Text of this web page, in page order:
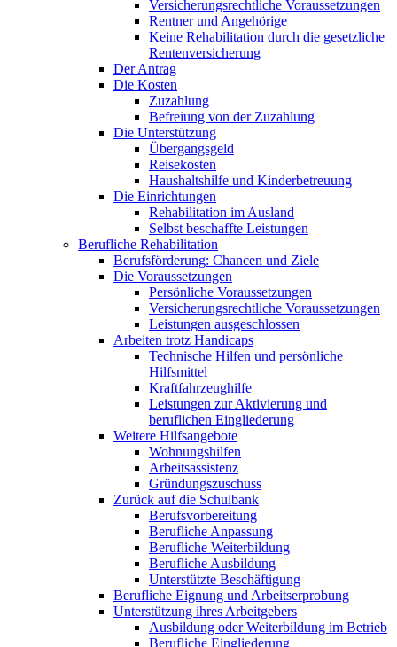
Versicherungsrechtliche Voraussetzungen
Rentner und Angehörige
Keine Rehabilitation durch die gesetzliche
Rentenversicherung
Der Antrag
Die Kosten
Zuzahlung
Befreiung von der Zuzahlung
Die Unterstützung
Übergangsgeld
Reisekosten
Haushaltshilfe und Kinderbetreuung
Die Einrichtungen
Rehabilitation im Ausland
Selbst beschaffte Leistungen
Berufliche Rehabilitation
Berufsförderung: Chancen und Ziele
Die Voraussetzungen
Persönliche Voraussetzungen
Versicherungsrechtliche Voraussetzungen
Leistungen ausgeschlossen
Arbeiten trotz Handicaps
Technische Hilfen und persönliche
Hilfsmittel
Kraftfahrzeughilfe
Leistungen zur Aktivierung und
beruflichen Eingliederung
Weitere Hilfsangebote
Wohnungshilfen
Arbeitsassistenz
Gründungszuschuss
Zurück auf die Schulbank
Berufsvorbereitung
Berufliche Anpassung
Berufliche Weiterbildung
Berufliche Ausbildung
Unterstützte Beschäftigung
Berufliche Eignung und Arbeitserprobung
Unterstützung ihres Arbeitgebers
Ausbildung oder Weiterbildung im Betrieb
Berufliche Eingliederung